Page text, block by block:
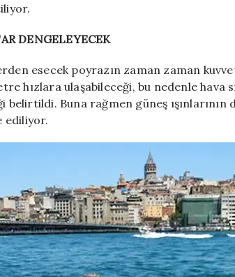
DENGELEYECEK
esecek poyrazın zaman zaman
hızlara ulaşabileceği, bu nedenle hava
Buna rağmen güneş
ediliyor.